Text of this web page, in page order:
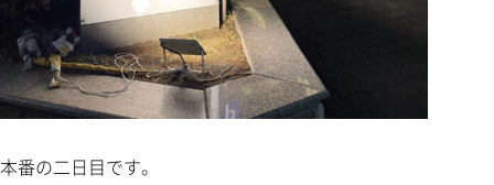
本番の二日目です。